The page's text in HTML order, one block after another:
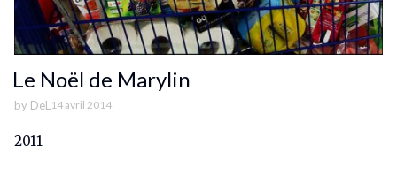
Le Noël de Marylin
by DeL 14 avril 2014
2011